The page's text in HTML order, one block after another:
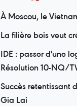
À Moscou, le
La filière bois veut
IDE : passer d'une
Résolution 10-NQ/
Succès retentissant
Gia Lai